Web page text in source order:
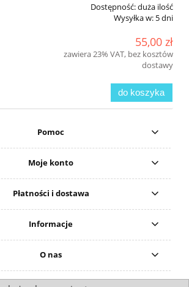
Dostępność:duża ilość
Wysyłka w: 5 dni
55,00 zł
zawiera 23% VAT, bez kosztów
dostawy
do koszyka
Pomoc
Moje konto
Płatności i dostawa
Informacje
O nas